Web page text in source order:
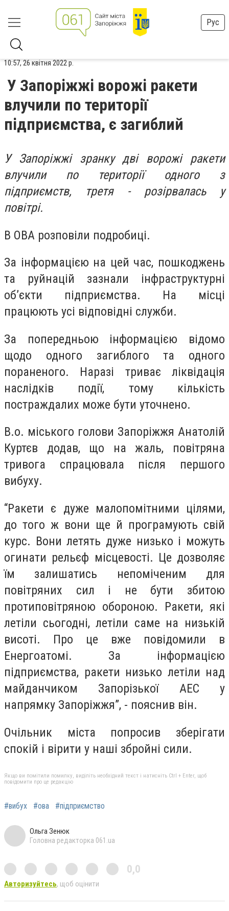
Рус
10:57, 26 квітня 2022 р.
У Запоріжжі ворожі ракети
влучили по території
підприємства, є загиблий
У Запоріжжі зранку дві ворожі ракети
влучили по території одного з
підприємств, третя - розірвалась у
повітрі.
В ОВА розповіли подробиці.
За інформацією на цей час, пошкоджень
та руйнацій зазнали інфраструктурні
об’єкти підприємства. На місці
працюють усі відповідні служби.
За попередньою інформацією відомо
щодо одного загиблого та одного
пораненого. Наразі триває ліквідація
наслідків події, тому кількість
постраждалих може бути уточнено.
В.о. міського голови Запоріжжя Анатолій
Куртєв додав, що на жаль, повітряна
тривога спрацювала після першого
вибуху.
“Ракети є дуже малопомітними цілями,
до того ж вони ще й програмують свій
курс. Вони летять дуже низько і можуть
огинати рельєф місцевості. Це дозволяє
їм залишатись непоміченим для
повітряних сил і не бути збитою
протиповітряною обороною. Ракети, які
летіли сьогодні, летіли саме на низькій
висоті. Про це вже повідомили в
Енергоатомі. За інформацією
підприємства, ракети низько летіли над
майданчиком Запорізької АЕС у
напрямку Запоріжжя”, - пояснив він.
Очільник міста попросив зберігати
спокій і вірити у наші збройні сили.
Якщо ви помітили помилку, виділіть необхідний текст і натисніть Ctrl + Enter, щоб
повідомити про це редакцію
#вибух #ова #підприємство
Ольга Зенюк
Головна редакторка 061.ua
0,0
Авторизуйтесь, щоб оцінити